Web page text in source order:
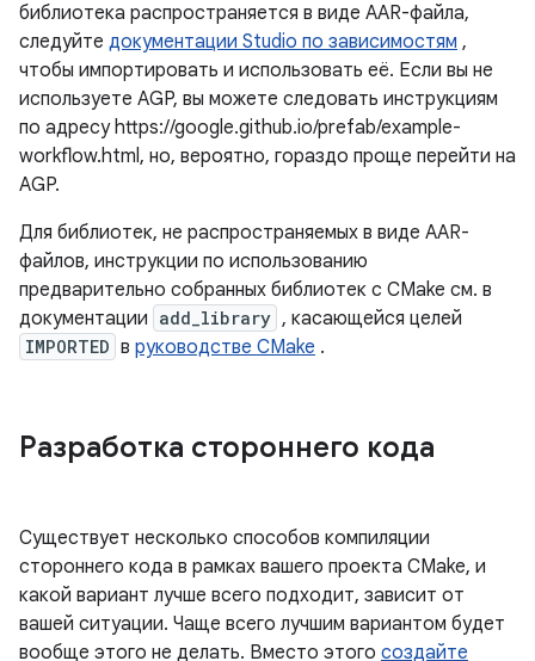
библиотека распространяется в виде AAR-файла,
следуйте документации Studio по зависимостям ,
чтобы импортировать и использовать её. Если вы не
используете AGP, вы можете следовать инструкциям
по адресу https://google.github.io/prefab/example-
workflow.html, но, вероятно, гораздо проще перейти на
AGP.
Для библиотек, не распространяемых в виде AAR-
файлов, инструкции по использованию
предварительно собранных библиотек с CMake см. в
документации add_library , касающейся целей
IMPORTED в руководстве CMake .
Разработка стороннего кода
Существует несколько способов компиляции
стороннего кода в рамках вашего проекта CMake, и
какой вариант лучше всего подходит, зависит от
вашей ситуации. Чаще всего лучшим вариантом будет
вообще этого не делать. Вместо этого создайте